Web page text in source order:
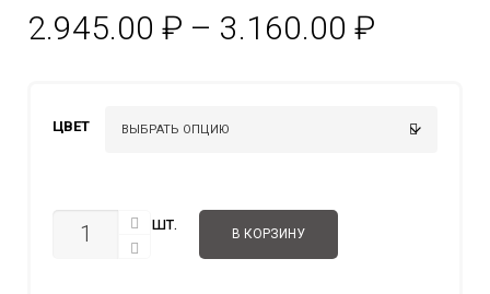
2.945.00 ₽ – 3.160.00 ₽
ЦВЕТ
КОЛИЧЕСТВО шт. В КОРЗИНУ